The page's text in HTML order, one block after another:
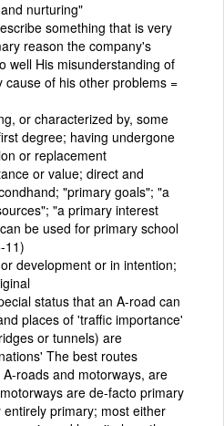
nurturing"
something that is very
reason the company's
well His misunderstanding of
cause of his other problems =
or characterized by, some
degree; having undergone
or replacement
or value; direct and
"primary goals"; "a
"a primary interest
be used for primary school
11)
development or in intention;
status that an A-road can
places of 'traffic importance'
or tunnels) are
The best routes
roads and motorways, are
are de-facto primary
primary; most either